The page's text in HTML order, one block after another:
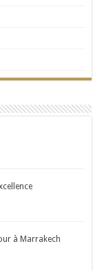
à Marrakech